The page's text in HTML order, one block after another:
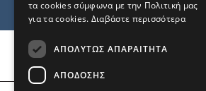
τα cookies σύμφωνα με την Πολιτική μας
για τα cookies. Διαβάστε περισσότερα
ΑΠΟΛΎΤΩΣ ΑΠΑΡΑΊΤΗΤΑ
ΑΠΌΔΟΣΗΣ